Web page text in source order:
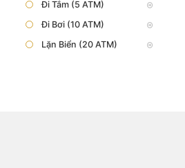
Đi Tắm (5 ATM)
Đi Bơi (10 ATM)
Lặn Biển (20 ATM)